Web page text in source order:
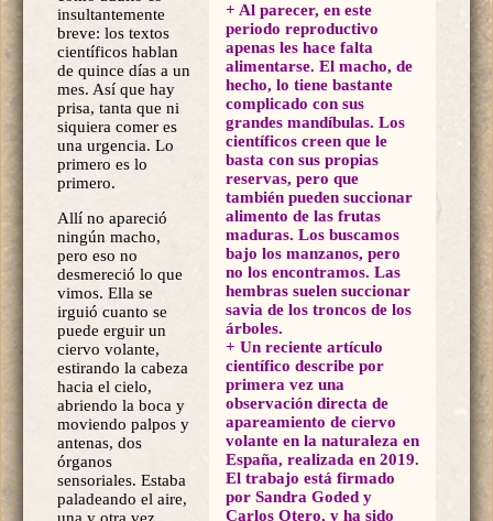
+ Al parecer, en este
periodo reproductivo
apenas les hace falta
alimentarse. El macho, de
hecho, lo tiene bastante
complicado con sus
grandes mandíbulas. Los
científicos creen que le
basta con sus propias
reservas, pero que
también pueden succionar
alimento de las frutas
maduras. Los buscamos
bajo los manzanos, pero
no los encontramos. Las
hembras suelen succionar
savia de los troncos de los
árboles.
+ Un reciente artículo
científico describe por
primera vez una
observación directa de
apareamiento de ciervo
volante en la naturaleza en
España, realizada en 2019.
El trabajo está firmado
por Sandra Goded y
Carlos Otero, y ha sido
insultantemente
breve: los textos
científicos hablan
de quince días a un
mes. Así que hay
prisa, tanta que ni
siquiera comer es
una urgencia. Lo
primero es lo
primero.
Allí no apareció
ningún macho,
pero eso no
desmereció lo que
vimos. Ella se
irguió cuanto se
puede erguir un
ciervo volante,
estirando la cabeza
hacia el cielo,
abriendo la boca y
moviendo palpos y
antenas, dos
órganos
sensoriales. Estaba
paladeando el aire,
una y otra vez,